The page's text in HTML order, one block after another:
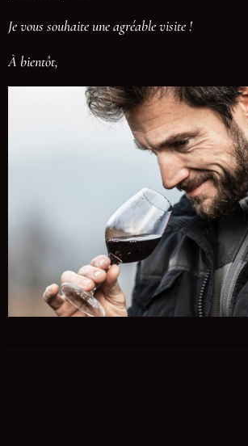
Je vous souhaite une agréable visite !
À bientôt,